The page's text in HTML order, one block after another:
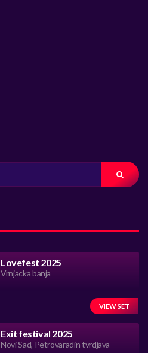
Lovefest 2025
Vrnjacka banja
VIEW SET
Exit festival 2025
Novi Sad, Petrovaradin tvrdjava